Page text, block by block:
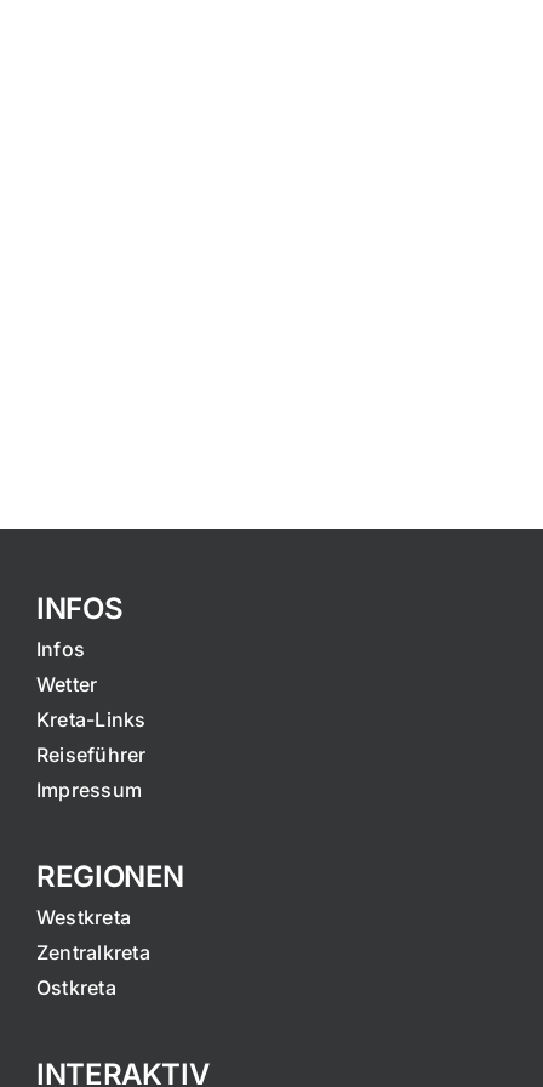
INFOS
Infos
Wetter
Kreta-Links
Reiseführer
Impressum
REGIONEN
Westkreta
Zentralkreta
Ostkreta
INTERAKTIV